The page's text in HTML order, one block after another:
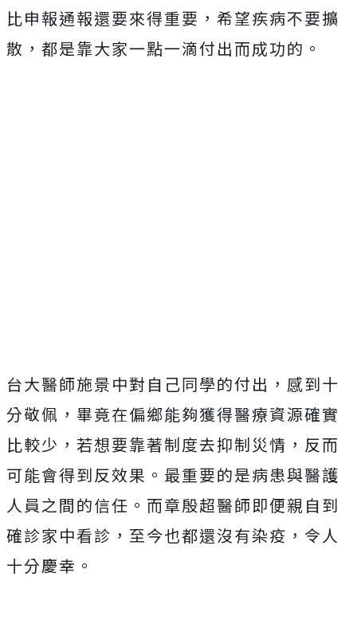
比申報通報還要來得重要，希望疾病不要擴
散，都是靠大家一點一滴付出而成功的。
台大醫師施景中對自己同學的付出，感到十
分敬佩，畢竟在偏鄉能夠獲得醫療資源確實
比較少，若想要靠著制度去抑制災情，反而
可能會得到反效果。最重要的是病患與醫護
人員之間的信任。而章殷超醫師即便親自到
確診家中看診，至今也都還沒有染疫，令人
十分慶幸。